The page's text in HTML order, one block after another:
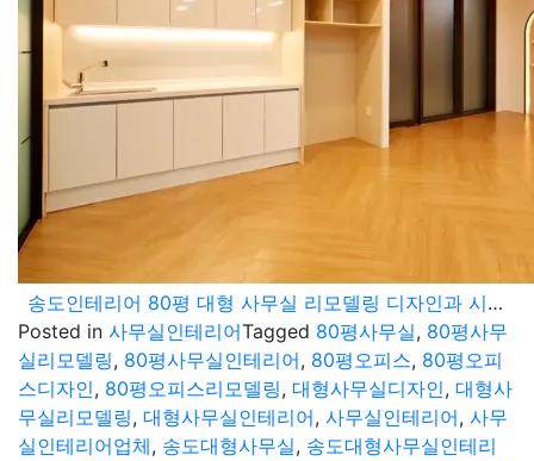
송도인테리어 80평 대형 사무실 리모델링 디자인과 시공 그리고 완공까지
Posted in 사무실인테리어Tagged 80평사무실, 80평사무
실리모델링, 80평사무실인테리어, 80평오피스, 80평오피
스디자인, 80평오피스리모델링, 대형사무실디자인, 대형사
무실리모델링, 대형사무실인테리어, 사무실인테리어, 사무
실인테리어업체, 송도대형사무실, 송도대형사무실인테리